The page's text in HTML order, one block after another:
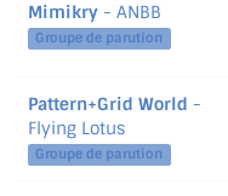
Mimikry - ANBB
Groupe de parution
Pattern+Grid World -
Flying Lotus
Groupe de parution